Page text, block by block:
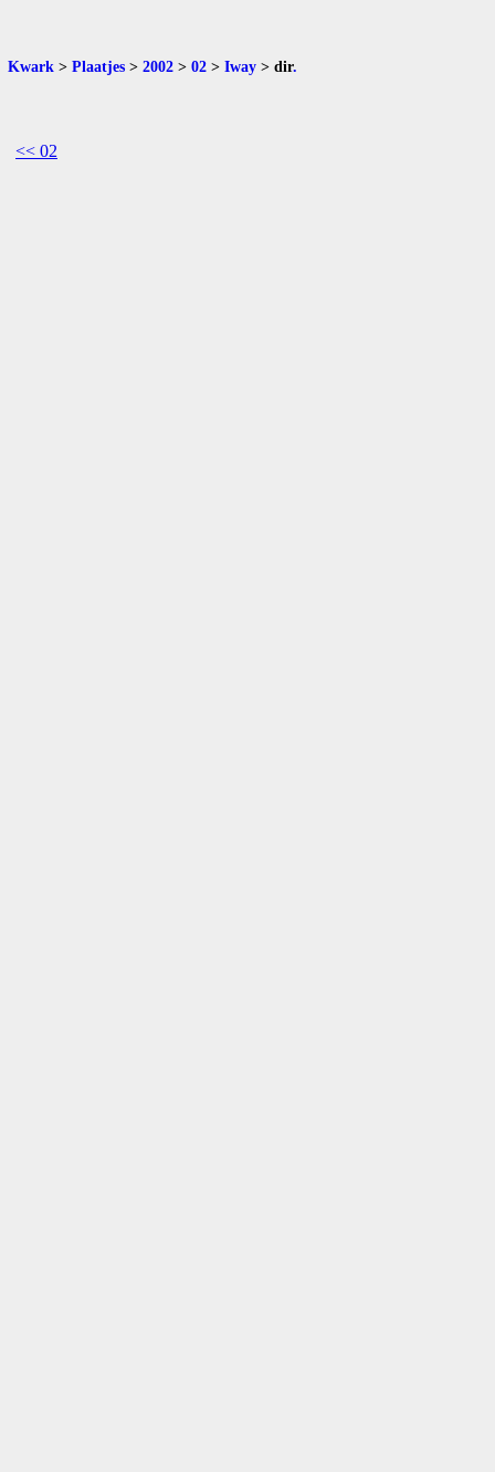
Kwark > Plaatjes > 2002 > 02 > Iway > dir.
<< 02